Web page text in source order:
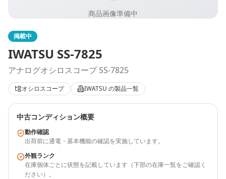
商品画像準備中
掲載中
IWATSU SS-7825
アナログオシロスコープ SS-7825
オシロスコープ IWATSU の製品一覧
中古コンディション概要
動作確認
出荷前に通電・基本機能の確認を実施しています。
外観ランク
在庫個体ごとに状態を記載しています（下部の在庫一覧をご確認く
ださい）。